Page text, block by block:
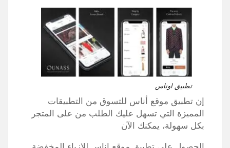
تطبيق اوناس
إن تطبيق موقع أناس للتسوق من التطبيقات
المميزة التي تسهل عليك الطلب من على المتجر
بكل سهولة، يمكنك الآن